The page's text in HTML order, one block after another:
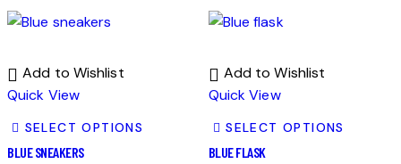
Add to Wishlist
Quick View
SELECT OPTIONS
BLUE SNEAKERS
Add to Wishlist
Quick View
SELECT OPTIONS
BLUE FLASK